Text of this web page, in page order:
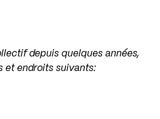
depuis quelques années,
et endroits suivants: